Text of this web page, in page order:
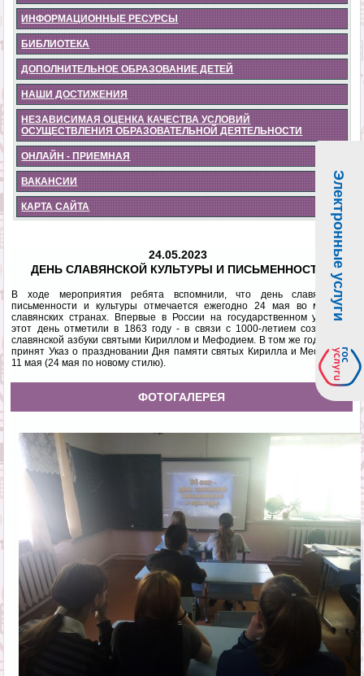
ИНФОРМАЦИОННЫЕ РЕСУРСЫ
БИБЛИОТЕКА
ДОПОЛНИТЕЛЬНОЕ ОБРАЗОВАНИЕ ДЕТЕЙ
НАШИ ДОСТИЖЕНИЯ
НЕЗАВИСИМАЯ ОЦЕНКА КАЧЕСТВА УСЛОВИЙ
ОСУЩЕСТВЛЕНИЯ ОБРАЗОВАТЕЛЬНОЙ ДЕЯТЕЛЬНОСТИ
ОНЛАЙН - ПРИЕМНАЯ
ВАКАНСИИ
КАРТА САЙТА
24.05.2023
ДЕНЬ СЛАВЯНСКОЙ КУЛЬТУРЫ И ПИСЬМЕННОСТИ
В ходе мероприятия ребята вспомнили, что день славянской
письменности и культуры отмечается ежегодно 24 мая во многих
славянских странах. Впервые в России на государственном уровне
этот день отметили в 1863 году - в связи с 1000-летием создания
славянской азбуки святыми Кириллом и Мефодием. В том же году был
принят Указ о праздновании Дня памяти святых Кирилла и Мефодия
11 мая (24 мая по новому стилю).
ФОТОГАЛЕРЕЯ
Электронные услуги